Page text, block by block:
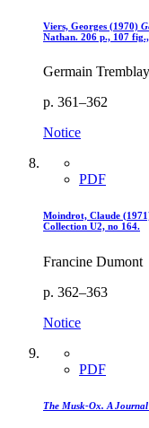
Viers, Georges (1970)
Nathan. 206 p., 107
Germain Tremblay
p. 361–362
Notice
PDF
Moindrot, Claude
Collection U2, no 164.
Francine Dumont
p. 362–363
Notice
PDF
The Musk-Ox. A